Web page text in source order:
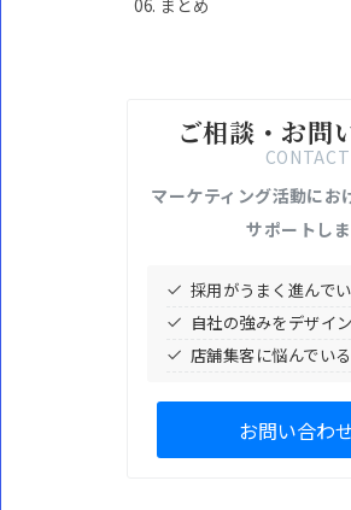
まとめ
ご相談・お問
CONTACT
マーケティング活動にお
サポートし
採用がうまく進んで
自社の強みをデザイ
店舗集客に悩んでいる
お問い合わ